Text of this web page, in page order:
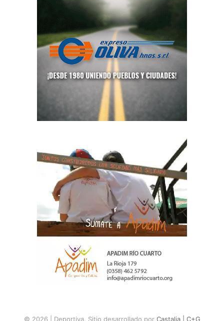
© 2026 | Deportiva. Sitio desarrollado por Castalia | C+G